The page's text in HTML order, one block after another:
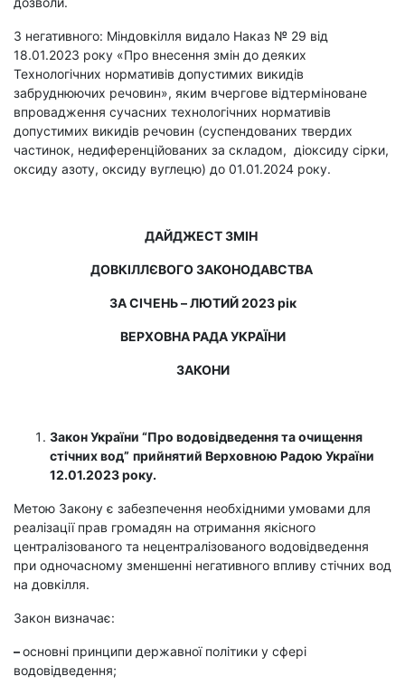
З негативного: Міндовкілля видало Наказ № 29 від
18.01.2023 року «Про внесення змін до деяких
Технологічних нормативів допустимих викидів
забруднюючих речовин», яким вчергове відтерміноване
впровадження сучасних технологічних нормативів
допустимих викидів речовин (суспендованих твердих
частинок, недиференційованих за складом, діоксиду сірки,
оксиду азоту, оксиду вуглецю) до 01.01.2024 року.
ДАЙДЖЕСТ ЗМІН
ДОВКІЛЛЄВОГО ЗАКОНОДАВСТВА
ЗА СІЧЕНЬ – ЛЮТИЙ 2023 рік
ВЕРХОВНА РАДА УКРАЇНИ
ЗАКОНИ
Закон України “Про водовідведення та очищення
стічних вод” прийнятий Верховною Радою України
12.01.2023 року.
Метою Закону є забезпечення необхідними умовами для
реалізації прав громадян на отримання якісного
централізованого та нецентралізованого водовідведення
при одночасному зменшенні негативного впливу стічних вод
на довкілля.
Закон визначає:
–основні принципи державної політики у сфері
водовідведення;